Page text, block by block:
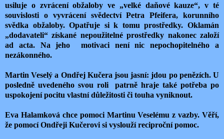
usiluje o zvrácení obžaloby ve „velké daňové kauze“, v té
souvislosti o vyvrácení svědectví Petra Pfeifera, korunního
svědka obžaloby. Opatřuje si k tomu prostředky. Oklamán
„dodavateli“ získané nepoužitelné prostředky nakonec založí
ad acta. Na jeho
motivaci není nic nepochopitelného a
nezákonného.
Martin Veselý a Ondřej Kučera jsou jasní: jdou po penězích. U
posledně uvedeného svou roli
patrně hraje také potřeba po
uspokojení pocitu vlastní důležitosti či touha vyniknout.
Eva Halamková chce pomoci Martinu Veselému z vazby. Věří,
že pomocí Ondřeji Kučerovi si vyslouží reciproční pomoc.